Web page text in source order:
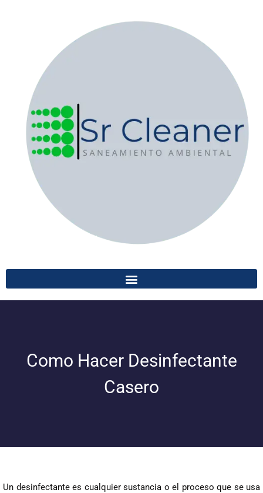
Como Hacer Desinfectante
Casero
Un desinfectante es cualquier sustancia o el proceso que se usa